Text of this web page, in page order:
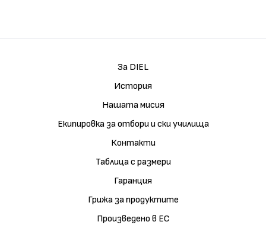
За DIEL
История
Нашата мисия
Екипировка за отбори и ски училища
Контакти
Таблица с размери
Гаранция
Грижа за продуктите
Произведено в ЕС